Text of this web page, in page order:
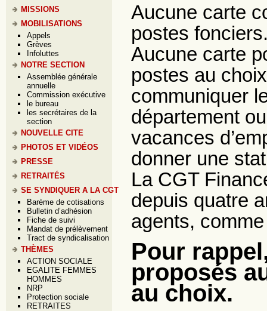
MISSIONS
MOBILISATIONS
Appels
Grèves
Infoluttes
NOTRE SECTION
Assemblée générale
annuelle
Commission exécutive
le bureau
les secrétaires de la
section
NOUVELLE CITE
PHOTOS ET VIDÉOS
PRESSE
RETRAITÉS
SE SYNDIQUER A LA CGT
Barème de cotisations
Bulletin d’adhésion
Fiche de suivi
Mandat de prélèvement
Tract de syndicalisation
THÈMES
ACTION SOCIALE
EGALITE FEMMES
HOMMES
NRP
Protection sociale
RETRAITES
Aucune carte
postes
Aucune carte
postes au
communiquer
département
vacances
donner une
La CGT
depuis quatre
agents,
Pour
proposés
au choix.